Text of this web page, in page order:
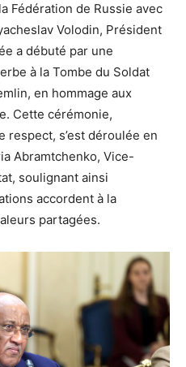
Fédération de Russie avec
Volodin, Président
a débuté par une
à la Tombe du Soldat
en hommage aux
Cette cérémonie,
s’est déroulée en
Abramtchenko, Vice-
soulignant ainsi
accordent à la
partagées.